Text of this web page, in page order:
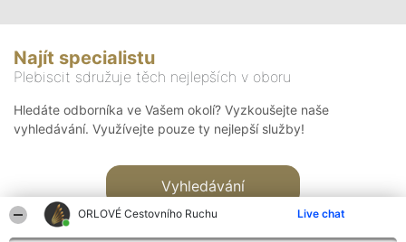
ORLOVÉ Cestovního Ruchu Live chat
Najít specialistu
Plebiscit sdružuje těch nejlepších v oboru
Hledáte odborníka ve Vašem okolí? Vyzkoušejte naše
vyhledávání. Využívejte pouze ty nejlepší služby!
Vyhledávání